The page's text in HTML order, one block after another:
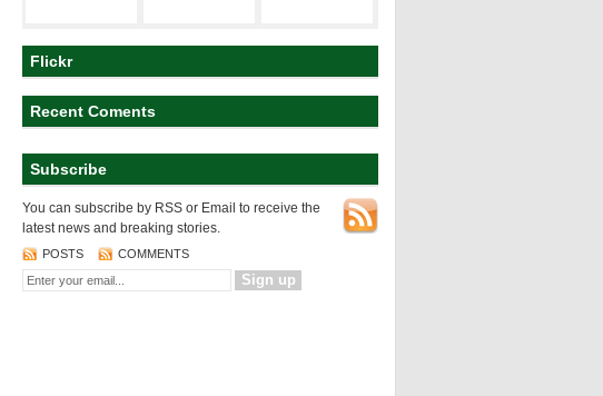
Flickr
Recent Coments
Subscribe
You can subscribe by RSS or Email to receive the
latest news and breaking stories.
POSTS COMMENTS